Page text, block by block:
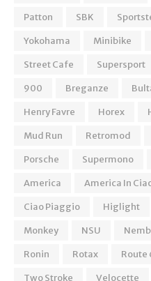
Patton
SBK
Yokohama
Minibike
Street Cafe
Supersport
900
Breganze
Henry Favre
Horex
Mud Run
Retromod
Porsche
Supermono
America
America In
Ciao Piaggio
Higlight
Monkey
NSU
Ronin
Rotax Route
Two Stroke
Velocette